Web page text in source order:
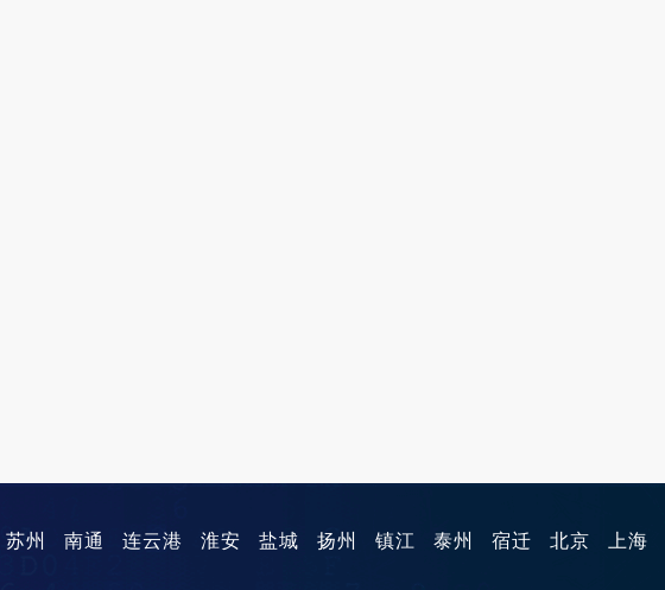
苏州 南通 连云港 淮安 盐城 扬州 镇江 泰州 宿迁 北京 上海